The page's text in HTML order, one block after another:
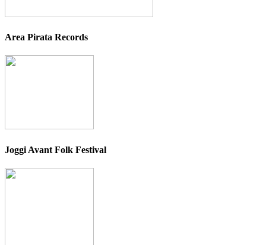
Area Pirata Records
Joggi Avant Folk Festival